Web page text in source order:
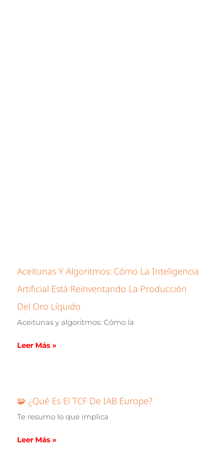
Aceitunas Y Algoritmos: Cómo La Inteligencia
Artificial Está Reinventando La Producción
Del Oro Líquido
Aceitunas y algoritmos: Cómo la
Leer Más »
🧩 ¿Qué Es El TCF De IAB Europe?
Te resumo lo que implica
Leer Más »